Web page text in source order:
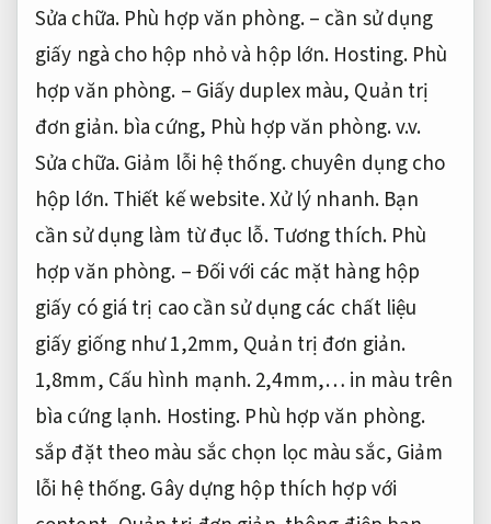
Sửa chữa. Phù hợp văn phòng.– cần sử dụng
giấy ngà cho hộp nhỏ và hộp lớn. Hosting. Phù
hợp văn phòng. – Giấy duplex màu, Quản trị
đơn giản.bìa cứng, Phù hợp văn phòng.v.v.
Sửa chữa.Giảm lỗi hệ thống.chuyên dụng cho
hộp lớn.Thiết kế website.Xử lý nhanh.Bạn
cần sử dụng làm từ đục lỗ.Tương thích. Phù
hợp văn phòng. – Đối với các mặt hàng hộp
giấy có giá trị cao cần sử dụng các chất liệu
giấy giống như 1,2mm, Quản trị đơn giản.
1,8mm, Cấu hình mạnh.2,4mm,… in màu trên
bìa cứng lạnh. Hosting. Phù hợp văn phòng.
sắp đặt theo màu sắc chọn lọc màu sắc, Giảm
lỗi hệ thống.Gây dựng hộp thích hợp với